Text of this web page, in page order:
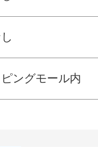
ングモール内